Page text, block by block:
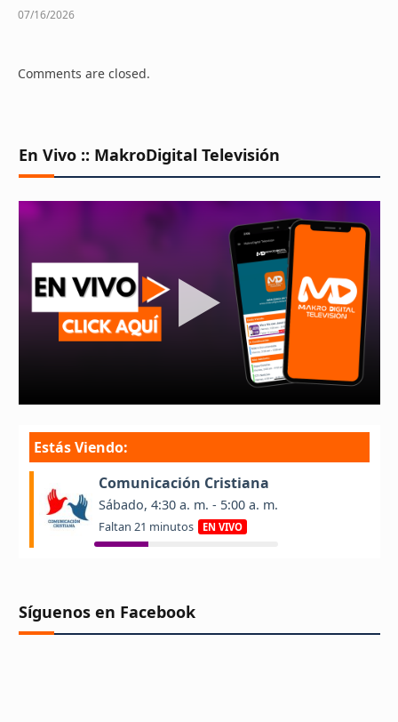
07/16/2026
Comments are closed.
En Vivo :: MakroDigital Televisión
Síguenos en Facebook